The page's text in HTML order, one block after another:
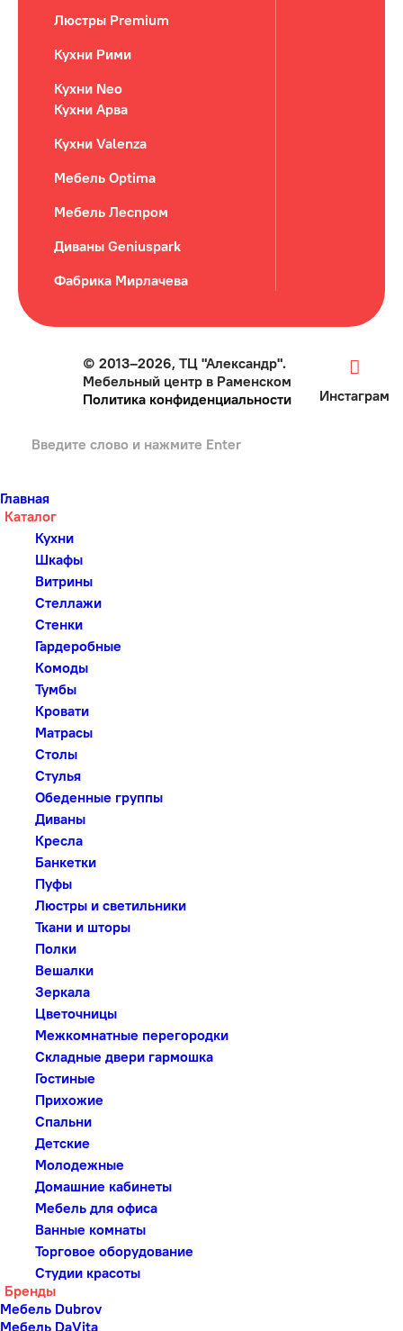
Люстры Premium
Кухни Рими
Кухни Neo
Кухни Арва
Кухни Valenza
Мебель Optima
Мебель Леспром
Диваны Geniuspark
Фабрика Мирлачева
© 2013–2026, ТЦ "Александр".
Мебельный центр в Раменском
Политика конфиденциальности
Инстаграм
Главная
Каталог
Кухни
Шкафы
Витрины
Стеллажи
Стенки
Гардеробные
Комоды
Тумбы
Кровати
Матрасы
Столы
Стулья
Обеденные группы
Диваны
Кресла
Банкетки
Пуфы
Люстры и светильники
Ткани и шторы
Полки
Вешалки
Зеркала
Цветочницы
Межкомнатные перегородки
Складные двери гармошка
Гостиные
Прихожие
Спальни
Детские
Молодежные
Домашние кабинеты
Мебель для офиса
Ванные комнаты
Торговое оборудование
Студии красоты
Бренды
Мебель Dubrov
Мебель DaVita